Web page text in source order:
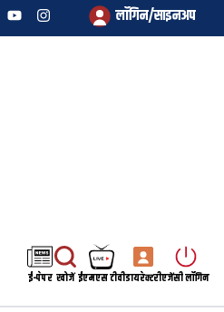
लॉगिन/साइनअप
ई-पेपर खोजें ईएमएस टीवीडायरेक्टरीएजेंसी लॉगिन